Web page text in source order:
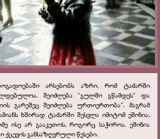
არსებობს აზრი, რომ ტაძარში
შეიძლება "გულში გწამდეს" და
გარეშეც შეიძლება ურთიერთობა". მაგრამ
ხშირად ტაძარში შესვლა იმიტომ ეშინია,
ისე არ გააკეთოს, როგორც საჭიროა. ეშინია
ქცევის განსაზღვრული წესები.